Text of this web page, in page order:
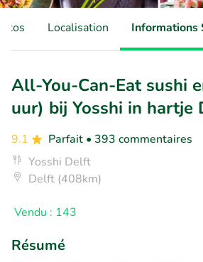
Localisation Informations
All-You-Can-Eat sushi
uur) bij Yosshi in hartje
9.1 Parfait • 393 commentaires
Yosshi Delft
Delft (408km)
Vendu : 143
Résumé